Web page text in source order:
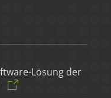
Lösung der